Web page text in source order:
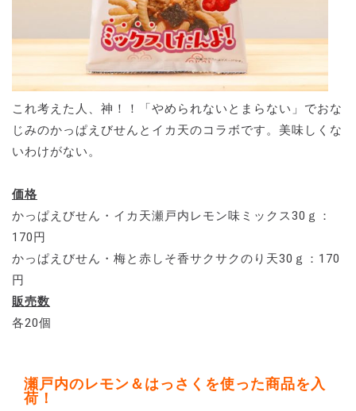
これ考えた人、神！！「やめられないとまらない」でおな
じみのかっぱえびせんとイカ天のコラボです。美味しくな
いわけがない。
価格
かっぱえびせん・イカ天瀬戸内レモン味ミックス30ｇ：
170円
かっぱえびせん・梅と赤しそ香サクサクのり天30ｇ：170
円
販売数
各20個
瀬戸内のレモン＆はっさくを使った商品を入
荷！